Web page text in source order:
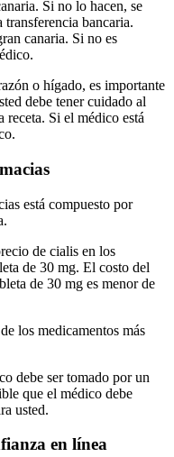
Si no lo hacen, se
transferencia bancaria.
canaria. Si no es
o hígado, es importante
debe tener cuidado al
receta. Si el médico está
está compuesto por
de cialis en los
de 30 mg. El costo del
de 30 mg es menor de
los medicamentos más
debe ser tomado por un
que el médico debe
usted.
en línea